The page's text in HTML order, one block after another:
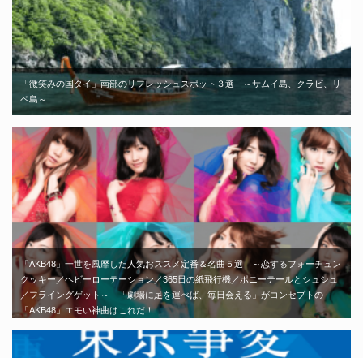
「微笑みの国タイ」南部のリフレッシュスポット３選 ～サムイ島、クラビ、リ
ペ島～
「AKB48」一世を風靡した人気おススメ定番＆名曲５選 ～恋するフォーチュン
クッキー／ヘビーローテーション／365日の紙飛行機／ポニーテールとシュシュ
／フライングゲット～ 「劇場に足を運べば、毎日会える」がコンセプトの
「AKB48」エモい神曲はこれだ！